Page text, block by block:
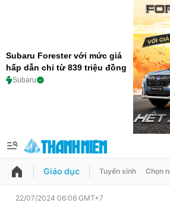
Subaru Forester với mức giá
hấp dẫn chỉ từ 839 triệu đồng
Subaru
QUẢNG CÁO ĐẶT BÁO
Giáo dục Tuyển sinh Chọn
22/07/2024 06:06 GMT+7